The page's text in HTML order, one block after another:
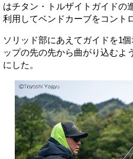
はチタン・トルザイトガイドの
利用してベンドカーブをコント
ソリッド部にあえてガイドを1
ップの先の先から曲がり込むよ
にした。